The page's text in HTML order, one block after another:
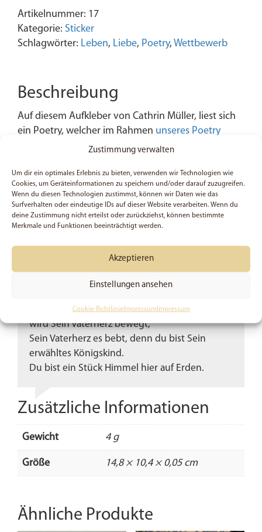
Zustimmung verwalten
Um dir ein optimales Erlebnis zu bieten, verwenden wir Technologien wie
Cookies, um Geräteinformationen zu speichern und/oder darauf zuzugreifen.
Wenn du diesen Technologien zustimmst, können wir Daten wie das
Surfverhalten oder eindeutige IDs auf dieser Website verarbeiten. Wenn du
deine Zustimmung nicht erteilst oder zurückziehst, können bestimmte
Merkmale und Funktionen beeinträchtigt werden.
Akzeptieren
Einstellungen ansehen
Cookie-RichtlinieImpressum Impressum
Artikelnummer: 17
Kategorie: Sticker
Schlagwörter: Leben, Liebe, Poetry, Wettbewerb
Beschreibung
Auf diesem Aufkleber von Cathrin Müller, liest sich
ein Poetry, welcher im Rahmen unseres Poetry
2015 entstanden ist.
„Dein Reich komme, Dein Wille geschehe,
wie im Himmel so auf Erden.“
Weißt du, was das heißt?
Wenn dein Gott dich berührt, wenn er dich
Und während, du zu dir stirbst, blüht Sein
Leben in dir auf.
Und wenn Einmaligkeit das „Wir“ erkennt, dann
wird Sein Vaterherz bewegt,
Sein Vaterherz es bebt, denn du bist Sein
erwähltes Königskind.
Du bist ein Stück Himmel hier auf Erden.
Zusätzliche Informationen
Gewicht 4 g
Größe 14,8 × 10,4 × 0,05 cm
Ähnliche Produkte